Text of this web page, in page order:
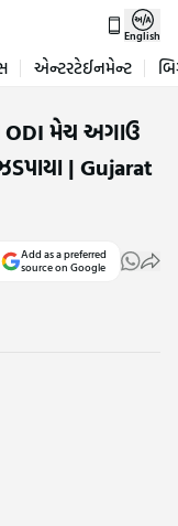
English
એન્ટરટેઈનમેન્ટ
ODI મેચ અગાઉ
| Gujarat
Add as a preferred
source on Google